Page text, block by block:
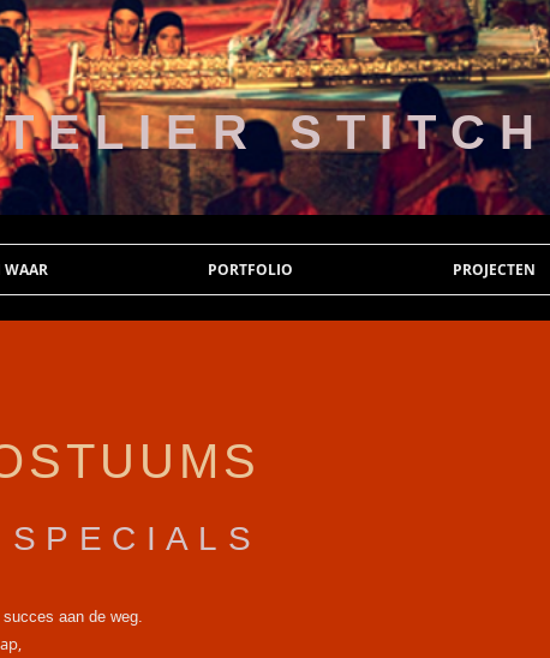
STITCH
WAAR PORTFOLIO PROJECTEN
aan de weg.
SPECIALS